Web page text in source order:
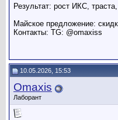
Результат: рост ИКС,
Майское предложение:
Контакты: TG: @omaxiss
10.05.2026, 15:53
Omaxis
Лаборант